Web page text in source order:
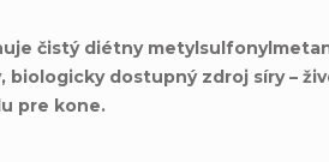
čistý diétny
biologicky dostupný zdroj síry –
pre kone.